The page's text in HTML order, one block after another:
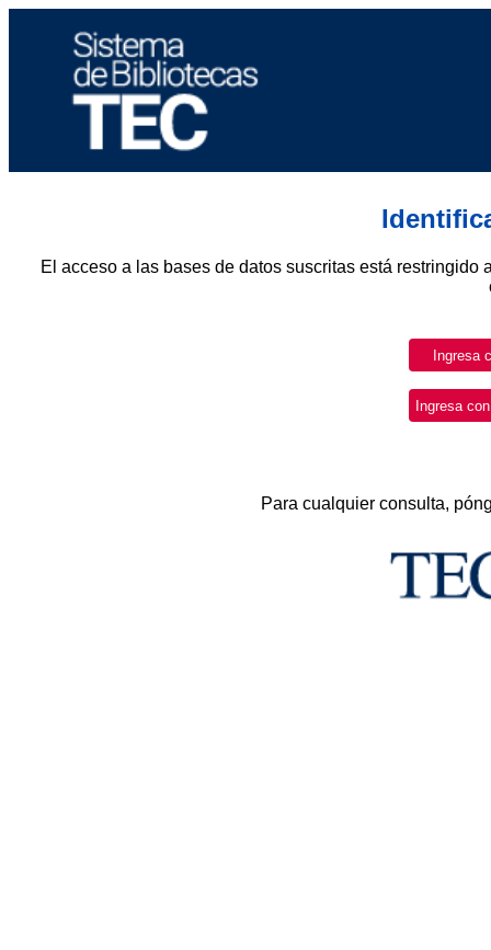
El acceso a las bases de datos suscritas está
Para cualquier consulta,